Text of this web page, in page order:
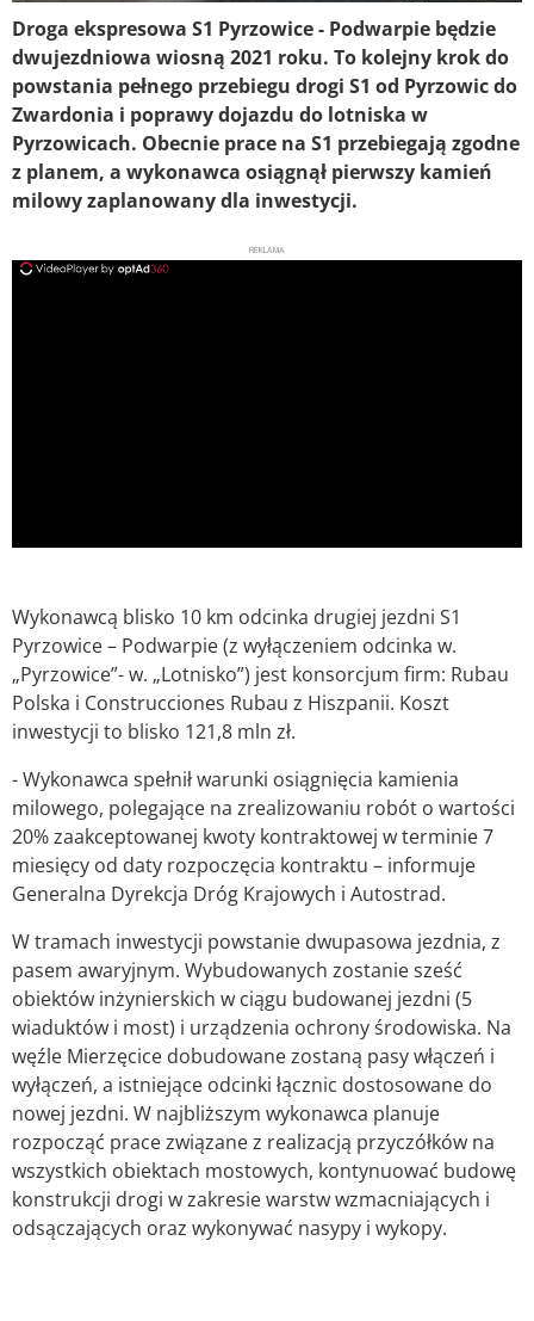
Droga ekspresowa S1 Pyrzowice - Podwarpie będzie
dwujezdniowa wiosną 2021 roku. To kolejny krok do
powstania pełnego przebiegu drogi S1 od Pyrzowic do
Zwardonia i poprawy dojazdu do lotniska w
Pyrzowicach. Obecnie prace na S1 przebiegają zgodne
z planem, a wykonawca osiągnął pierwszy kamień
milowy zaplanowany dla inwestycji.
REKLAMA
Wykonawcą blisko 10 km odcinka drugiej jezdni S1
Pyrzowice – Podwarpie (z wyłączeniem odcinka w.
„Pyrzowice”- w. „Lotnisko”) jest konsorcjum firm: Rubau
Polska i Construcciones Rubau z Hiszpanii. Koszt
inwestycji to blisko 121,8 mln zł.
- Wykonawca spełnił warunki osiągnięcia kamienia
milowego, polegające na zrealizowaniu robót o wartości
20% zaakceptowanej kwoty kontraktowej w terminie 7
miesięcy od daty rozpoczęcia kontraktu – informuje
Generalna Dyrekcja Dróg Krajowych i Autostrad.
W tramach inwestycji powstanie dwupasowa jezdnia, z
pasem awaryjnym. Wybudowanych zostanie sześć
obiektów inżynierskich w ciągu budowanej jezdni (5
wiaduktów i most) i urządzenia ochrony środowiska. Na
węźle Mierzęcice dobudowane zostaną pasy włączeń i
wyłączeń, a istniejące odcinki łącznic dostosowane do
nowej jezdni. W najbliższym wykonawca planuje
rozpocząć prace związane z realizacją przyczółków na
wszystkich obiektach mostowych, kontynuować budowę
konstrukcji drogi w zakresie warstw wzmacniających i
odsączających oraz wykonywać nasypy i wykopy.